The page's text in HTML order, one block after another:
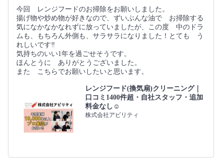
今回 レンジフードのお掃除をお願いしました。
揚げ物や炒め物が好きなので、ずいぶんな油で お掃除する
気になかなかなれずに放っていましたが、この度 中のドラ
ムも、もちろん外側も、サラサラになりました！とても う
れしいです‼︎
気持ちのいい1年を過ごせそうです。
ほんとうに ありがとうございました。
また こちらでお願いしたいと思います。
レンジフード(換気扇)クリーニング｜
口コミ1400件超・自社スタッフ・追加
料金なし☺️
株式会社アビリティ